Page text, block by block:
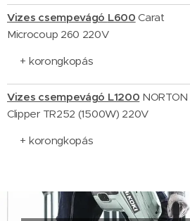
Vizes csempevágó L600 Carat
Microcoup 260 220V
+ korongkopás
Vizes csempevágó L1200 NORTON
ClipperTR252 (1500W) 220V
+ korongkopás